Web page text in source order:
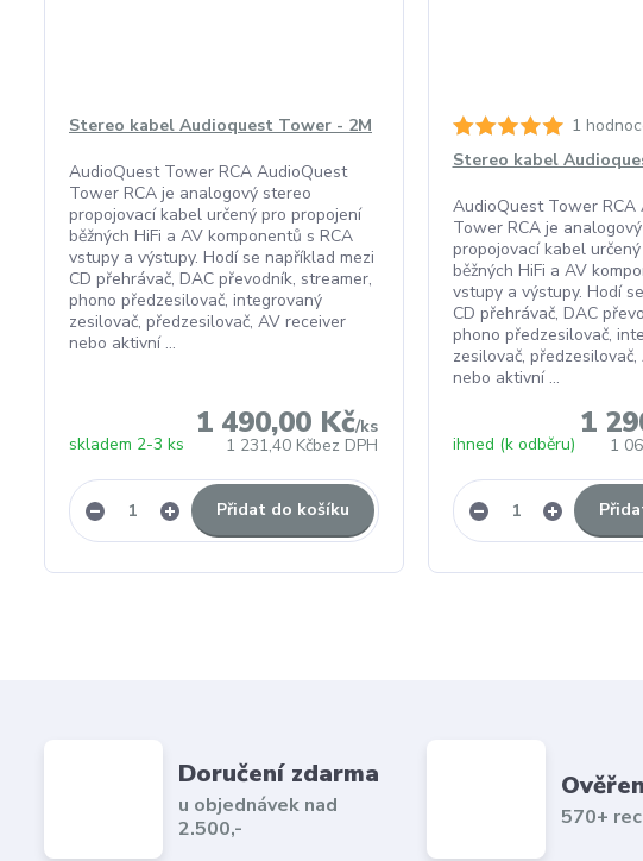
Stereo kabel Audioquest Tower - 2M
AudioQuest Tower RCA AudioQuest
Tower RCA je analogový stereo
propojovací kabel určený pro propojení
běžných HiFi a AV komponentů s RCA
vstupy a výstupy. Hodí se například mezi
CD přehrávač, DAC převodník, streamer,
phono předzesilovač, integrovaný
zesilovač, předzesilovač, AV receiver
nebo aktivní ...
1 490,00 Kč/ks
1 231,40 Kčbez DPH
skladem 2-3 ks
Přidat do košíku
1
Stereo kabel
AudioQuest Tower RCA
Tower RCA je
propojovací kabel
běžných HiFi a AV
vstupy a výstupy. Hodí
CD přehrávač, DAC
phono předzesilovač,
zesilovač,
nebo aktivní ...
1
1
ihned (k odběru)
Doručení zdarma
u objednávek nad
2.500,-
570+